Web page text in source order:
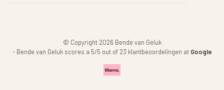
© Copyright 2026 Bende van Geluk
- Bende van Geluk scores a 5/5 out of 23 klantbeoordelingen at Google